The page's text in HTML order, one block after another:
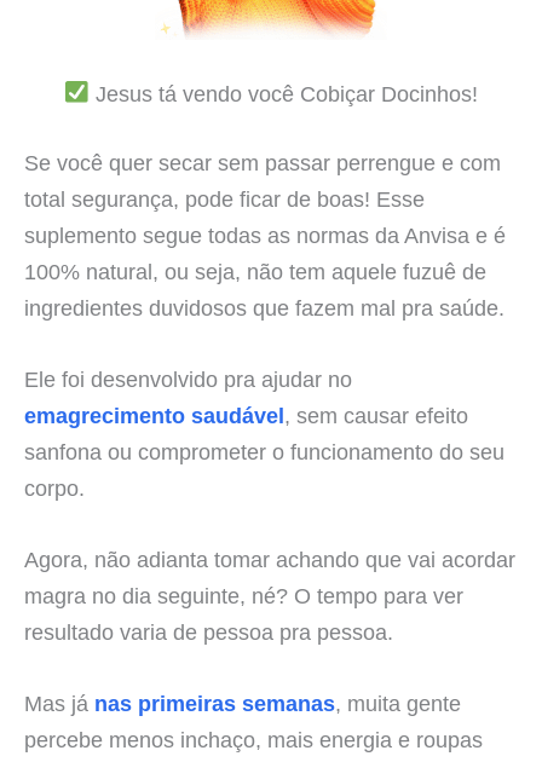
Jesus tá vendo você Cobiçar Docinhos!
Se você quer secar sem passar perrengue e com
total segurança, pode ficar de boas! Esse
suplemento segue todas as normas da Anvisa e é
100% natural, ou seja, não tem aquele fuzuê de
ingredientes duvidosos que fazem mal pra saúde.
Ele foi desenvolvido pra ajudar no
emagrecimento saudável, sem causar efeito
sanfona ou comprometer o funcionamento do seu
corpo.
Agora, não adianta tomar achando que vai acordar
magra no dia seguinte, né? O tempo para ver
resultado varia de pessoa pra pessoa.
Mas já nas primeiras semanas, muita gente
percebe menos inchaço, mais energia e roupas